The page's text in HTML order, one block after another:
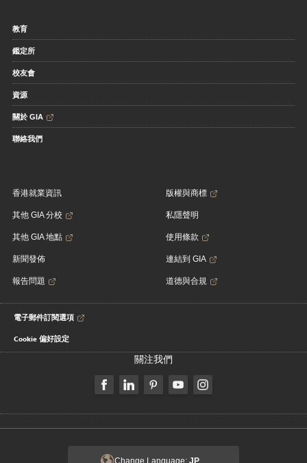
教育
鑑定所
校友會
資源
關於 GIA
聯絡我們
香港就業資訊
其他 GIA 分校
其他 GIA 地點
新聞發佈
報告問題
版權與商標
私隱聲明
使用條款
連結到 GIA
道德與合規
電子郵件訂閱選項
Cookie 偏好設定
關注我們